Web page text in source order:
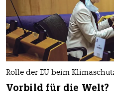
Rolle der EU beim
Vorbild für die Welt?